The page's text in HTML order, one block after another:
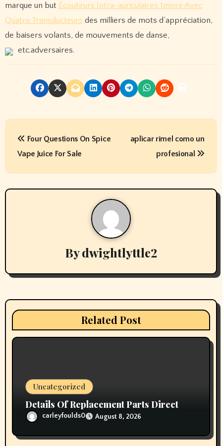
marque un but Écouteurs Intra-auriculaires 1more Avec
Quatre Transducteurs des milliers de mots d’appréciation,
de baisers volants, de mouvements de danse,
etc.adversaires.
P
s
t
i
a
Four Questions On Spice
Vape Juice For Sale
aplicar rímel como un
profesional
Bydwightlyttle2
Related Post
Uncategorized
Details Of Replacement Parts Direct
carleyfoulds0 August 8, 2026